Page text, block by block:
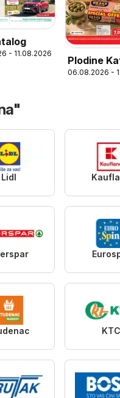
- 11.08.2026
Plodine
06.08.2026 -
Lidl
KTC